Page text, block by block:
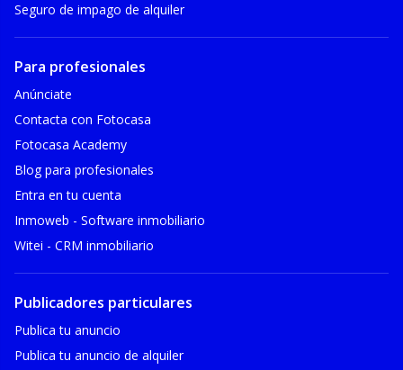
Seguro de impago de alquiler
Para profesionales
Anúnciate
Contacta con Fotocasa
Fotocasa Academy
Blog para profesionales
Entra en tu cuenta
Inmoweb - Software inmobiliario
Witei - CRM inmobiliario
Publicadores particulares
Publica tu anuncio
Publica tu anuncio de alquiler